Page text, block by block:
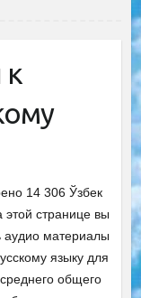
к
14 306 Ўзбек
странице вы
аудио материалы
языку для
общего